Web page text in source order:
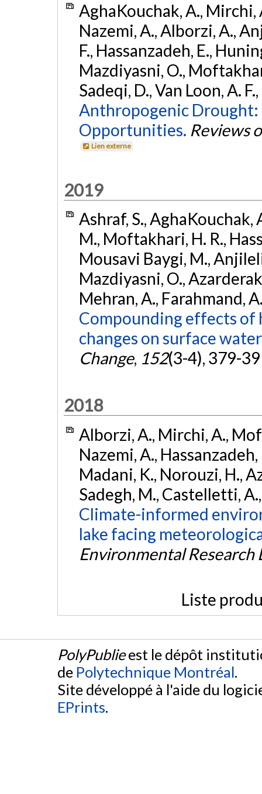
AghaKouchak, A., Mirchi,
Nazemi, A., Alborzi, A.,
F., Hassanzadeh, E.,
Mazdiyasni, O.,
Sadeqi, D., Van Loon, A.
Anthropogenic Drought:
Opportunities. Reviews
Lien externe
2019
Ashraf, S., AghaKouchak,
M., Moftakhari, H. R.,
Mousavi Baygi, M.,
Mazdiyasni, O.,
Mehran, A., Farahmand,
Compounding effects of
changes on surface
Change, 152(3-4), 379-
2018
Alborzi, A., Mirchi, A.,
Nazemi, A.,
Madani, K., Norouzi, H.,
Sadegh, M., Castelletti,
Climate-informed
lake facing
Environmental Research
Liste
PolyPublieest le dépôt
de Polytechnique Montréal.
Site développé à l'aide du
EPrints.